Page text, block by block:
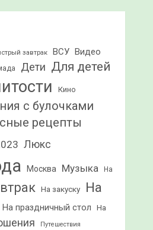
завтрак ВСУ Видео
Дети Для детей
Кино
с булочками
рецепты
Люкс
Москва Музыка На
На закуску
На
На праздничный стол
На
Путешествия